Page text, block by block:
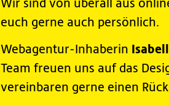
Wir sind von überall aus
euch gerne auch persönlich.
Webagentur-Inhaberin
Team freuen uns auf das
vereinbaren gerne einen